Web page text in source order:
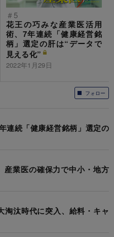
＃5
花王の巧みな産業医活用
術、7年連続「健康経営銘
柄」選定の肝は“データで
見える化”
2022年1月29日
フォロー
連続「健康経営銘柄」選定の
産業医の確保力で中小・地方
淘汰時代に突入、給料・キャ